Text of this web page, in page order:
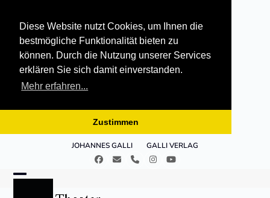
Diese Website nutzt Cookies, um Ihnen die
bestmögliche Funktionalität bieten zu
können. Durch die Nutzung unserer Services
erklären Sie sich damit einverstanden.
Mehr erfahren...
Zustimmen
JOHANNES GALLI GALLI VERLAG
Facebook
E- TelefonInstagramYouTube